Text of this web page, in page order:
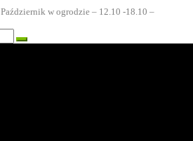
Październik w ogrodzie – 12.10 -18.10 –